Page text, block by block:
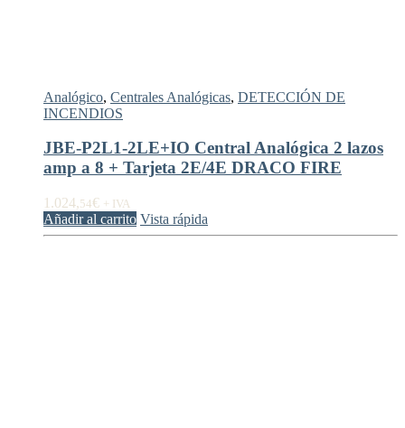
Analógico, Centrales Analógicas, DETECCIÓN DE
INCENDIOS
JBE-P2L1-2LE+IO Central Analógica 2 lazos
amp a 8 + Tarjeta 2E/4E DRACO FIRE
1.024,54€ + IVA
Añadir al carrito Vista rápida